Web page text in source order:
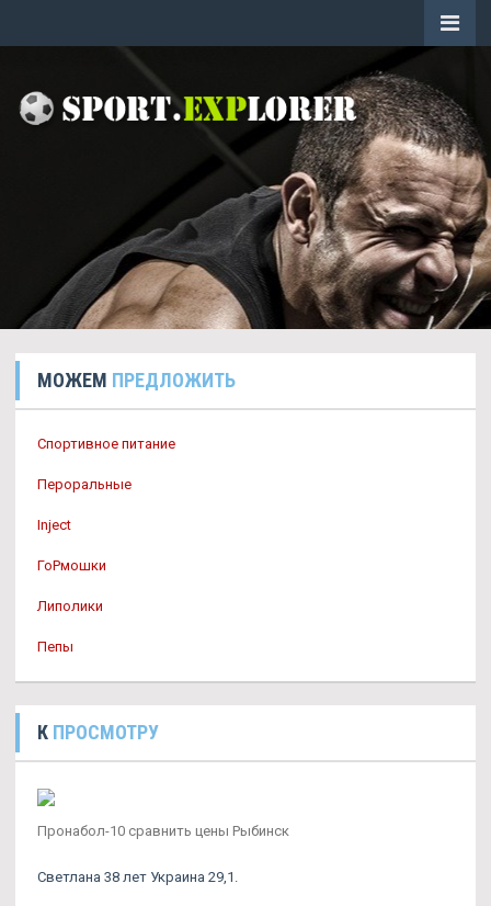
МОЖЕМ ПРЕДЛОЖИТЬ
Спортивное питание
Пероральные
Inject
ГоРмошки
Липолики
Пепы
К ПРОСМОТРУ
Пронабол-10 сравнить цены Рыбинск
Светлана 38 лет Украина 29,1.